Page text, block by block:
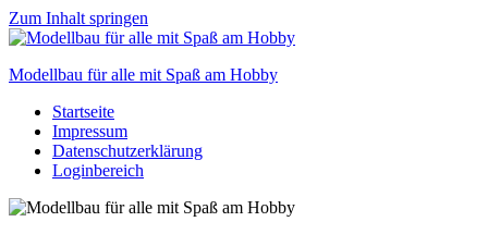
Zum Inhalt springen
Modellbau für alle mit Spaß am Hobby
Scale
modelling
to
Startseite
Impressum
Datenschutzerklärung
Loginbereich